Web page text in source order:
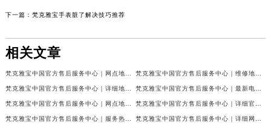
下一篇： 梵克雅宝手表脏了解决技巧推荐
相关文章